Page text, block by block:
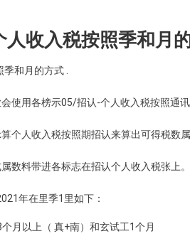
收入税按照季和月
和月的方式 .
使用各榜示05/招认-个人收入税按照通
个人收入税按照期招认来算出可得税数属
数料带进各标志在招认个人收入税张上。
年在里季1里如下：
月以上（ 真+南）和玄试工1个月